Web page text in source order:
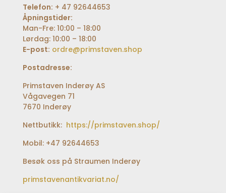
Telefon: + 47 92644653
Åpningstider:
Man-Fre: 10:00 – 18:00
Lørdag: 10:00 – 18:00
E-post: ordre@primstaven.shop
Postadresse:
Primstaven Inderøy AS
Vågavegen 71
7670 Inderøy
Nettbutikk: https://primstaven.shop/
Mobil: +47 92644653
Besøk oss på Straumen Inderøy
primstavenantikvariat.no/